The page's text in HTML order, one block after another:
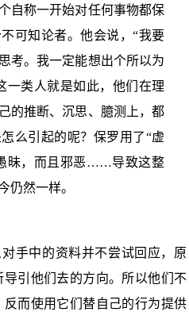
自称一开始对任何事物都保
可知论者。他会说，“我要
考。我一定能想出个所以为
一类人就是如此，他们在理
的推断、沉思、臆测上，都
么引起的呢？保罗用了“虚
昧，而且邪恶……导致这整
仍然一样。
手中的资料并不尝试回应，原
引他们去的方向。所以他们不
而使用它们替自己的行为提供